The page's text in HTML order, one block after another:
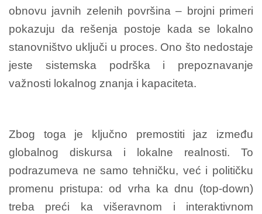
obnovu javnih zelenih površina – brojni primeri
pokazuju da rešenja postoje kada se lokalno
stanovništvo uključi u proces. Ono što nedostaje
jeste sistemska podrška i prepoznavanje
važnosti lokalnog znanja i kapaciteta.
Zbog toga je ključno premostiti jaz između
globalnog diskursa i lokalne realnosti. To
podrazumeva ne samo tehničku, već i političku
promenu pristupa: od vrha ka dnu (top-down)
treba preći ka višeravnom i interaktivnom